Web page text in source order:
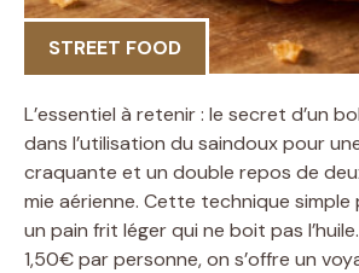
STREET FOOD
L’essentiel à retenir : le secret d’un
dans l’utilisation du saindoux pour
craquante et un double repos de
mie aérienne. Cette technique simple
un pain frit léger qui ne boit pas
1,50€ par personne, on s’offre un